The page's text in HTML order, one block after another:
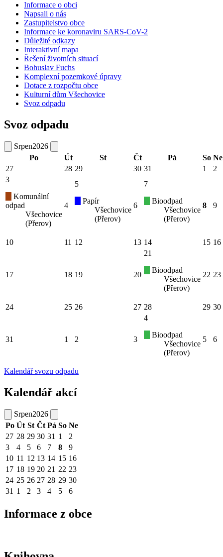
Informace o obci
Napsali o nás
Zastupitelstvo obce
Informace ke koronaviru SARS-CoV-2
Důležité odkazy
Interaktivní mapa
Řešení životních situací
Bohuslav Fuchs
Komplexní pozemkové úpravy
Dotace z rozpočtu obce
Kulturní dům Všechovice
Svoz odpadu
Svoz odpadu
Srpen2026
Po
Út St Čt Pá So Ne
27
28 29 30 31 1
2
3
Komunální
odpad
Všechovice
(Přerov)
4
5
Papír
Všechovice
(Přerov)
6
7
Bioodpad
Všechovice
(Přerov)
8 9
10 11 12 13 14 15 16
17 18 19 20
21
Bioodpad
Všechovice
(Přerov)
22 23
24 25 26 27 28 29 30
31 1 2 3
4
Bioodpad
Všechovice
(Přerov)
5 6
Kalendář svozu odpadu
Kalendář akcí
Srpen2026
Po Út St Čt Pá So Ne
27 28 29 30 31 1
2
3
4 5 6 7 8
9
10 11 12 13 14 15 16
17 18 19 20 21 22 23
24 25 26 27 28 29 30
31 1 2 3 4 5 6
Informace z obce